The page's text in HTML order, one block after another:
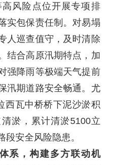
风险点位开展专项排
实包保责任制。对易塌
人巡查值守，及时清除
结合高原汛期特点，加
强降雨等极端天气提前
汛期道路安全畅通。尤
西瓦中桥桥下泥沙淤积
淤，累计清淤5100立
段安全风险隐患。
系，构建多方联动机